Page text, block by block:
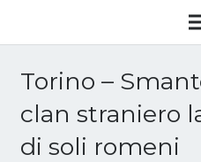
Torino –
clan straniero
di soli romeni